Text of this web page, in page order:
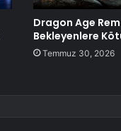
Dragon Age
Bekleyenlere
Temmuz 30, 2026